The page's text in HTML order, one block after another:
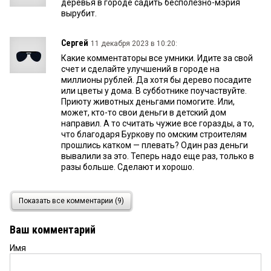
деревья в городе садить бесполезно-мэрия
вырубит.
Сергей 11 декабря 2023 в 10:20:
Какие комментаторы все умники. Идите за свой
счет и сделайте улучшений в городе на
миллионы рублей. Да хотя бы дерево посадите
или цветы у дома. В субботнике поучаствуйте.
Приюту животных деньгами помогите. Или,
может, кто-то свои деньги в детский дом
направил. А то считать чужие все горазды, а то,
что благодаря Буркову по омским строителям
прошлись катком — плевать? Один раз деньги
вывалили за это. Теперь надо еще раз, только в
разы больше. Сделают и хорошо.
Юлия 11 декабря 2023 в 10:16:
Её не обновлять....а переделывать нужно.Такое
убожество в центре города, жуть просто!!!!
Точка 11 декабря 2023 в 08:43:
Показать все комментарии (9)
Ваш комментарий
Имя